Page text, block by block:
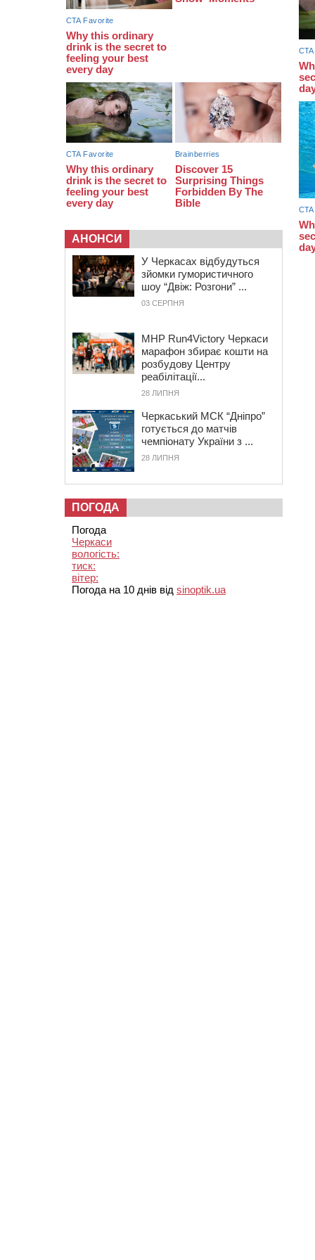
грози, зливи, град та шквали до 22
м/с
АНОНСИ
У Черкасах відбудуться
зйомки гумористичного
шоу “Двіж: Розгони” ...
03 СЕРПНЯ
MHP Run4Victory Черкаси
марафон збирає кошти на
розбудову Центру
реабілітації...
28 ЛИПНЯ
Черкаський МСК “Дніпро”
готується до матчів
чемпіонату України з ...
28 ЛИПНЯ
ПОГОДА
Погода
Черкаси
вологість:
тиск:
вітер:
Погода на 10 днів від sinoptik.ua